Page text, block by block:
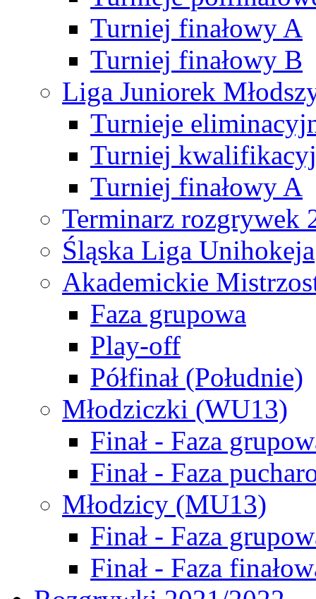
Turniej finałowy A
Turniej finałowy B
Liga Juniorek
Turnieje
Turniej
Turniej finałowy A
Terminarz rozgrywek
Śląska Liga Unihokeja
Akademickie
Faza grupowa
Play-off
Półfinał (Południe)
Młodziczki (WU13)
Finał - Faza
Finał - Faza
Młodzicy (MU13)
Finał - Faza
Finał - Faza